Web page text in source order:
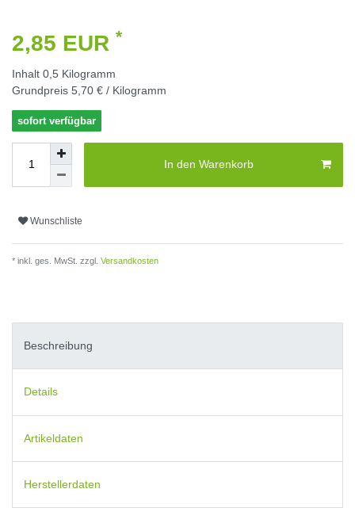
2,85 EUR *
Inhalt 0,5 Kilogramm
Grundpreis 5,70 € / Kilogramm
sofort verfügbar
In den Warenkorb
Wunschliste
* inkl. ges. MwSt. zzgl. Versandkosten
Beschreibung
Details
Artikeldaten
Herstellerdaten